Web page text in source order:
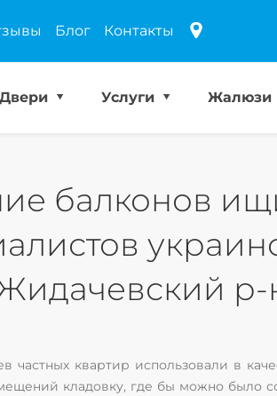
Блог Контакты
Двери Услуги Жалюзи
балконов
р-
квартир использовали в
кладовку, где бы можно было